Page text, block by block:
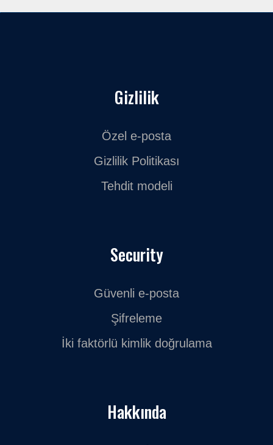
Gizlilik
Özel e-posta
Gizlilik Politikası
Tehdit modeli
Security
Güvenli e-posta
Şifreleme
İki faktörlü kimlik doğrulama
Hakkında